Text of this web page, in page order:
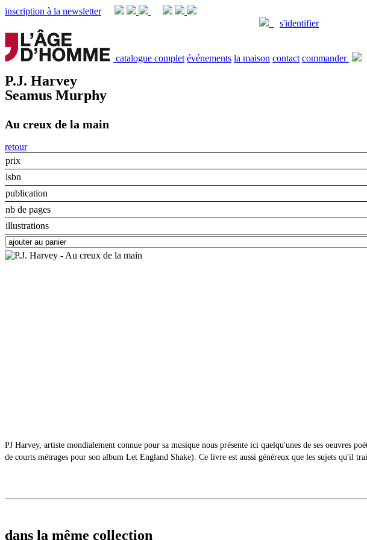
inscription à la newsletter
s'identifier
catalogue complet événements la maison contact commander
P.J. Harvey
Seamus Murphy
Au creux de la main
retour
prix
isbn
publication
nb de pages
illustrations
PJ Harvey, artiste mondialement connue pour sa musique nous présente ici quelqu'unes de ses oeuvres
de courts métrages pour son album Let England Shake). Ce livre est aussi généreux que les sujets qu'il
dans la même collection